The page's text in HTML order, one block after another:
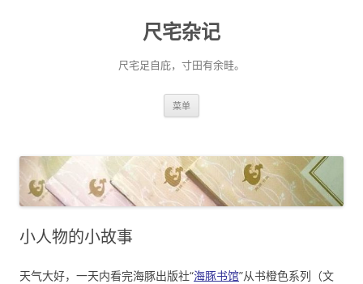
尺宅杂记
尺宅足自庇，寸田有余畦。
菜单
小人物的小故事
天气大好，一天内看完海豚出版社“海豚书馆”从书橙色系列（文